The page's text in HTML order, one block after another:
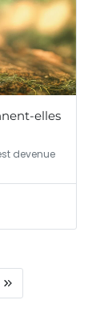
elles
devenue